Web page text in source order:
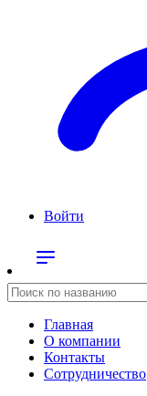
Войти
Главная
О компании
Контакты
Сотрудничество